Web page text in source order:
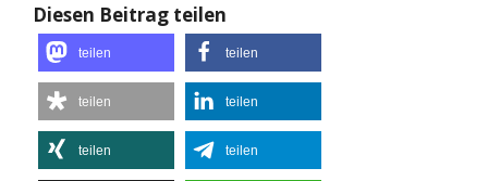
Diesen Beitrag teilen
teilen teilen
teilen teilen
teilen teilen